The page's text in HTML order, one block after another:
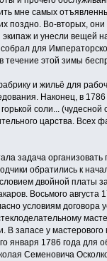
мне самых
поздно. Во-вторых,
и унесли вещей
для
этой зимы
и жильё для
Наконец, в
соли...
царства. Всех
задача
обратились к
двойной платы
Восьмого
условиям
запасе у
января 1786 года для
Семеновича